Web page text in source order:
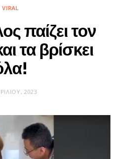
VIRAL
παίζει τον
τα βρίσκει
2023